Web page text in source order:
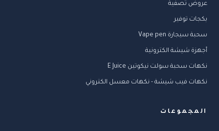
عروض تصفية
بكجات توفير
سحبة سيجارة Vape pen
أجهزة شيشة الكترونية
نكهات سحبة سولت نيكوتين E Juice
نكهات فيب شيشة - نكهات معسل الكتروني
المجموعات